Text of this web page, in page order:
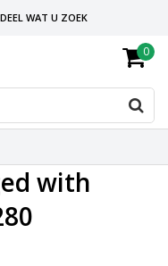
WAT U ZOEK
VERZONDEN 0
with